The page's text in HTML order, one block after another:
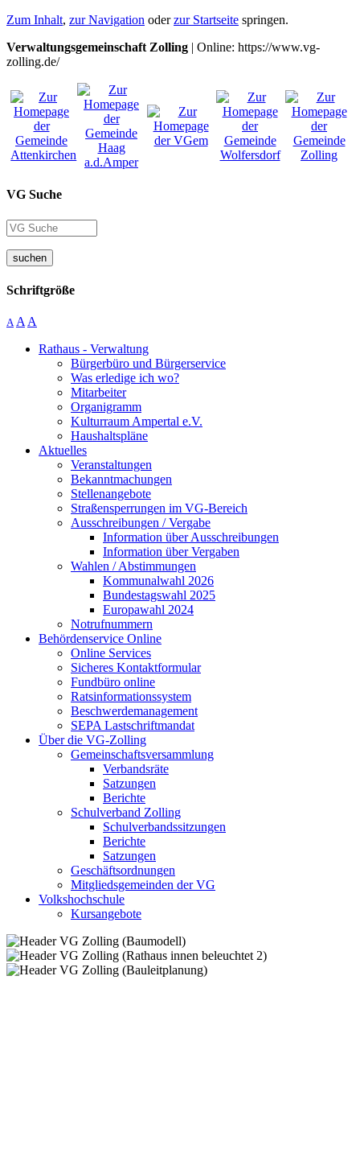
Zum Inhalt, zur Navigation oderzur Startseite springen.
Verwaltungsgemeinschaft Zolling | Online: https://www.vg-
zolling.de/
VG Suche
suchen
Schriftgröße
A A A
Rathaus - Verwaltung
Bürgerbüro und Bürgerservice
Was erledige ich wo?
Mitarbeiter
Organigramm
Kulturraum Ampertal e.V.
Haushaltspläne
Aktuelles
Veranstaltungen
Bekanntmachungen
Stellenangebote
Straßensperrungen im VG-Bereich
Ausschreibungen / Vergabe
Information über Ausschreibungen
Information über Vergaben
Wahlen / Abstimmungen
Kommunalwahl 2026
Bundestagswahl 2025
Europawahl 2024
Notrufnummern
Behördenservice Online
Online Services
Sicheres Kontaktformular
Fundbüro online
Ratsinformationssystem
Beschwerdemanagement
SEPA Lastschriftmandat
Über die VG-Zolling
Gemeinschaftsversammlung
Verbandsräte
Satzungen
Berichte
Schulverband Zolling
Schulverbandssitzungen
Berichte
Satzungen
Geschäftsordnungen
Mitgliedsgemeinden der VG
Volkshochschule
Kursangebote